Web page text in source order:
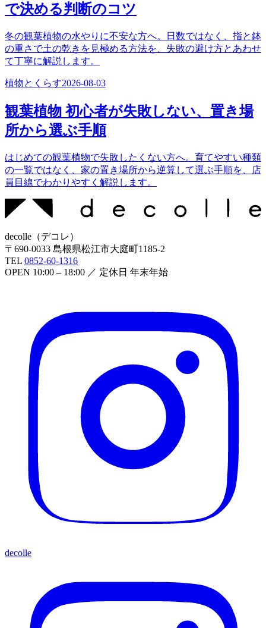
で決める判断のコツ
冬の観葉植物の水やりに不安な方へ。日数ではなく、指と鉢
の重さで土の乾きを見極める方法を、失敗の避け方とあわせ
て丁寧に解説します。
植物とくらす2026-08-03
観葉植物 初心者が失敗しない、置き場
所から選ぶ手順
はじめての観葉植物で失敗したくない方へ。育てやすい種類
の一覧ではなく、家の置き場所から逆算して選ぶ手順を、店
員目線でわかりやすく解説します。
decolle （デコレ ）
〒 690-0033 島根県松江市大庭町1185-2
TEL 0852-60-1316
OPEN 10:00 – 18:00 ／ 定休日 年末年始
decolle